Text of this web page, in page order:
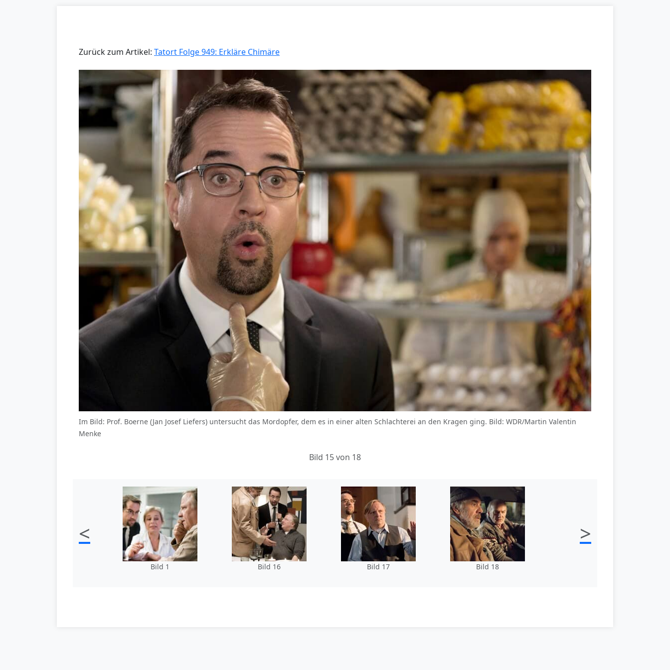
Zurück zum Artikel: Tatort Folge 949: Erkläre Chimäre
Im Bild: Prof. Boerne (Jan Josef Liefers) untersucht das Mordopfer, dem es in einer alten Schlachterei an den Kragen ging. Bild: WDR/Martin Valentin
Menke
Bild 15 von 18
<
Bild 1 Bild 16 Bild 17 Bild 18
>